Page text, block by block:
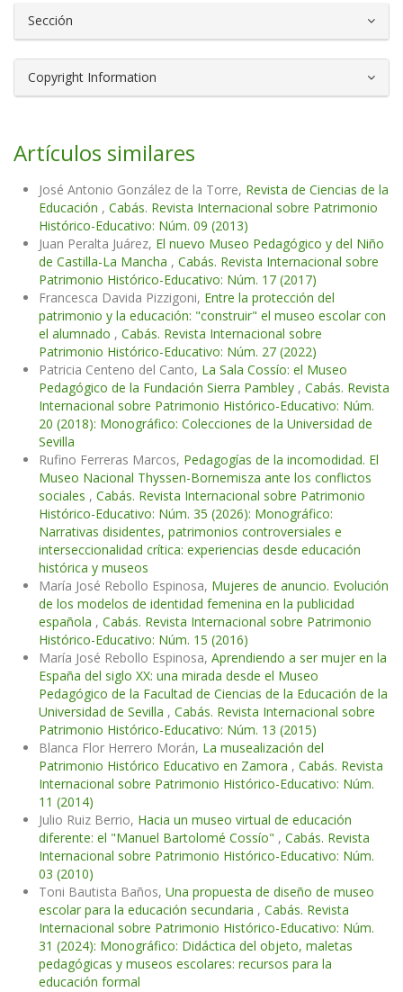
Sección
Copyright Information
Artículos similares
José Antonio González de la Torre, Revista de Ciencias de la
Educación , Cabás. Revista Internacional sobre Patrimonio
Histórico-Educativo: Núm. 09 (2013)
Juan Peralta Juárez, El nuevo Museo Pedagógico y del Niño
de Castilla-La Mancha , Cabás. Revista Internacional sobre
Patrimonio Histórico-Educativo: Núm. 17 (2017)
Francesca Davida Pizzigoni, Entre la protección del
patrimonio y la educación: "construir" el museo escolar con
el alumnado , Cabás. Revista Internacional sobre
Patrimonio Histórico-Educativo: Núm. 27 (2022)
Patricia Centeno del Canto, La Sala Cossío: el Museo
Pedagógico de la Fundación Sierra Pambley , Cabás. Revista
Internacional sobre Patrimonio Histórico-Educativo: Núm.
20 (2018): Monográfico: Colecciones de la Universidad de
Sevilla
Rufino Ferreras Marcos, Pedagogías de la incomodidad. El
Museo Nacional Thyssen-Bornemisza ante los conflictos
sociales , Cabás. Revista Internacional sobre Patrimonio
Histórico-Educativo: Núm. 35 (2026): Monográfico:
Narrativas disidentes, patrimonios controversiales e
interseccionalidad crítica: experiencias desde educación
histórica y museos
María José Rebollo Espinosa, Mujeres de anuncio. Evolución
de los modelos de identidad femenina en la publicidad
española , Cabás. Revista Internacional sobre Patrimonio
Histórico-Educativo: Núm. 15 (2016)
María José Rebollo Espinosa, Aprendiendo a ser mujer en la
España del siglo XX: una mirada desde el Museo
Pedagógico de la Facultad de Ciencias de la Educación de la
Universidad de Sevilla , Cabás. Revista Internacional sobre
Patrimonio Histórico-Educativo: Núm. 13 (2015)
Blanca Flor Herrero Morán, La musealización del
Patrimonio Histórico Educativo en Zamora , Cabás. Revista
Internacional sobre Patrimonio Histórico-Educativo: Núm.
11 (2014)
Julio Ruiz Berrio, Hacia un museo virtual de educación
diferente: el "Manuel Bartolomé Cossío" , Cabás. Revista
Internacional sobre Patrimonio Histórico-Educativo: Núm.
03 (2010)
Toni Bautista Baños, Una propuesta de diseño de museo
escolar para la educación secundaria , Cabás. Revista
Internacional sobre Patrimonio Histórico-Educativo: Núm.
31 (2024): Monográfico: Didáctica del objeto, maletas
pedagógicas y museos escolares: recursos para la
educación formal